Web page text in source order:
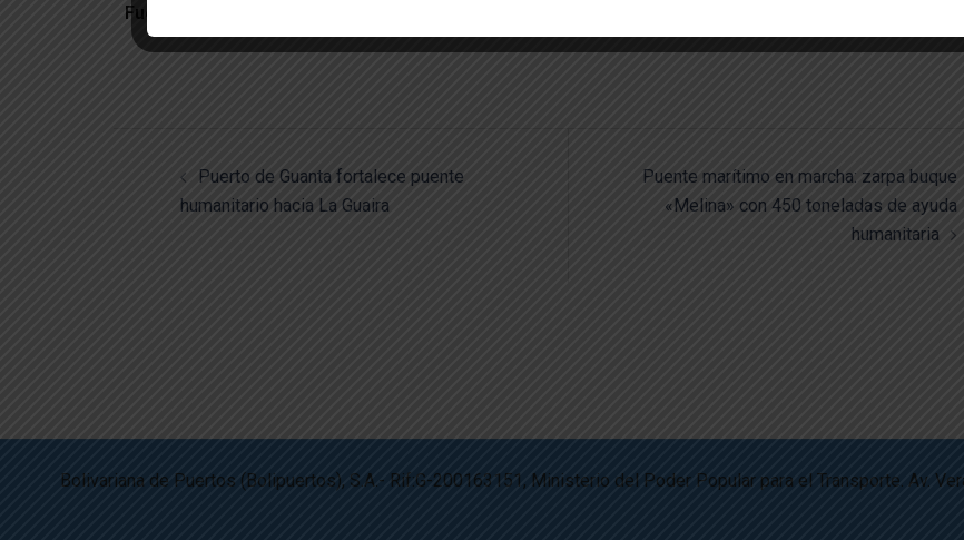
Fuente: Con el Mazo Dando
Puerto de Guanta fortalece puente
humanitario hacia La Guaira
Puente marítimo en marcha: zarpa buque
«Melina» con 450 toneladas de ayuda
humanitaria
Bolivariana de Puertos (Bolipuertos), S.A.- Rif:G-200163151, Ministerio del Poder Popular para el Transporte. Av.